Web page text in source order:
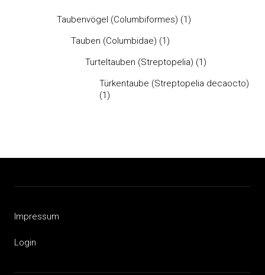
Taubenvögel (Columbiformes) (1)
Tauben (Columbidae) (1)
Turteltauben (Streptopelia) (1)
Türkentaube (Streptopelia decaocto)
(1)
Impressum
Login